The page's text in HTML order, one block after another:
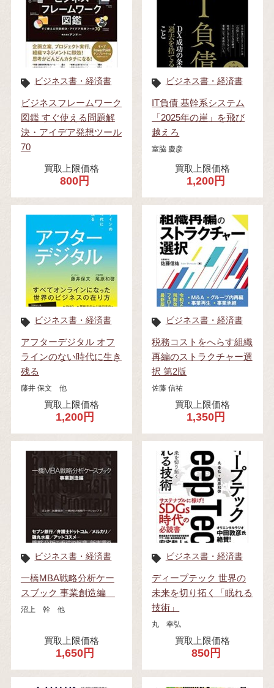
ビジネス書・経済書
ビジネスフレームワーク
図鑑 すぐ使える問題解
決・アイデア発想ツール
70
買取上限価格
800円
ビジネス書・経済書
IT負債 基幹系システム
「2025年の崖」を飛び
越えろ
室脇 慶彦
買取上限価格
1,200円
ビジネス書・経済書
アフターデジタル オフ
ラインのない時代に生き
残る
藤井 保文 他
買取上限価格
1,200円
ビジネス書・経済書
税務コストをへらす組織
再編のストラクチャー選
択 第2版
佐藤 信祐
買取上限価格
1,350円
ビジネス書・経済書
一橋MBA戦略分析ケー
スブック 事業創造編
沼上 幹 他
買取上限価格
1,650円
ビジネス書・経済書
ディープテック 世界の
未来を切り拓く「眠れる
技術」
丸 幸弘
買取上限価格
850円